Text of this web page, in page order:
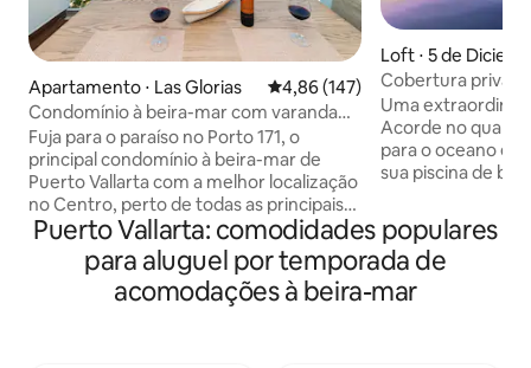
Apartamento ⋅ Las Glorias 4,86 de uma avaliação média de
4,86 (147)
Condomínio à beira-mar com varanda
privativa. Localização!
Fuja para o paraíso no Porto 171, o
principal condomínio à beira-mar de
Puerto Vallarta com a melhor localização
no Centro, perto de todas as principais
atrações. Este estúdio oferece vistas
deslumbrantes para o mar, uma
confortável cama king size, sofá cama,
cozinha, banheiro e uma máquina de
Loft ⋅ 5 de
Cobertura
de borda infinita
Uma
Acorde no quarto
para o oceano e,
sua piscina de
horizonte. Perfeito para uma escapada
romântica. A
smart TV rotativa
quer que esteja
totalmente
Puerto Vallarta: comodidades populares
para aluguel por temporada de
acomodações à beira-mar